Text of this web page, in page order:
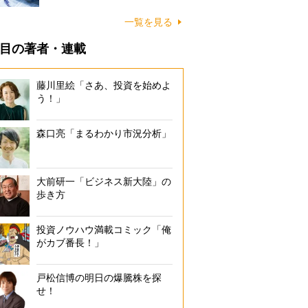
一覧を見る
の著者・連載
藤川里絵「さあ、投資を始めよ
う！」
森口亮「まるわかり市況分析」
大前研一「ビジネス新大陸」の
歩き方
投資ノウハウ満載コミック「俺
がカブ番長！」
戸松信博の明日の爆騰株を探
せ！